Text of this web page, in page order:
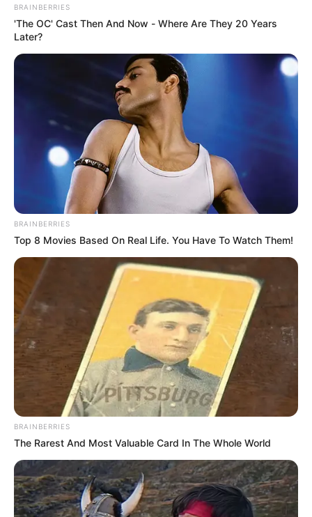
Lea También:
número de fallecidos por covid-19 en lo que va del año
Y agregó que “la patrulla del cuadrante estaba cerca y
empieza la persecución, el joven omite la señal de pare,
es arrollado por la volqueta y fallece en el lugar”.
Es de destacar que debido a que los restos quedaron
irreconocibles,la Policía informó que el cuerpo del
hombre fue llevado a Medicina Legal para su
identificación.
ALERTA BOGOTÁ EN GOOGLE NEWS
BRAINBERRIES
'The OC' Cast Then And Now - Where Are They 20 Years
Later?
BRAINBERRIES
Top 8 Movies Based On Real Life. You Have To Watch Them!
BRAINBERRIES
The Rarest And Most Valuable Card In The Whole World